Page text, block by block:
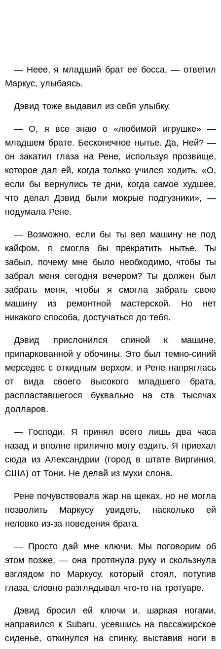
— Неее, я младший брат ее босса, — ответил
Маркус, улыбаясь.
Дэвид тоже выдавил из себя улыбку.
— О, я все знаю о «любимой игрушке» —
младшем брате. Бесконечное нытье. Да, Ней? —
он закатил глаза на Рене, используя прозвище,
которое дал ей, когда только учился ходить. «О,
если бы вернулись те дни, когда самое худшее,
что делал Дэвид были мокрые подгузники», —
подумала Рене.
— Возможно, если бы ты вел машину не под
кайфом, я смогла бы прекратить нытье. Ты
забыл, почему мне было необходимо, чтобы ты
забрал меня сегодня вечером? Ты должен был
забрать меня, чтобы я смогла забрать свою
машину из ремонтной мастерской. Но нет
никакого способа, достучаться до тебя.
Дэвид прислонился спиной к машине,
припаркованной у обочины. Это был темно-синий
мерседес с откидным верхом, и Рене напряглась
от вида своего высокого младшего брата,
распластавшегося буквально на ста тысячах
долларов.
— Господи. Я принял всего лишь два часа
назад и вполне прилично могу ездить. Я приехал
сюда из Александрии (город в штате Виргиния,
США) от Тони. Не делай из мухи слона.
Рене почувствовала жар на щеках, но не могла
позволить Маркусу увидеть, насколько ей
неловко из-за поведения брата.
— Просто дай мне ключи. Мы поговорим об
этом позже, — она протянула руку и скользнула
взглядом по Маркусу, который стоял, потупив
глаза, словно разглядывал что-то на тротуаре.
Дэвид бросил ей ключи и, шаркая ногами,
направился к Subaru, усевшись на пассажирское
сиденье, откинулся на спинку, выставив ноги в